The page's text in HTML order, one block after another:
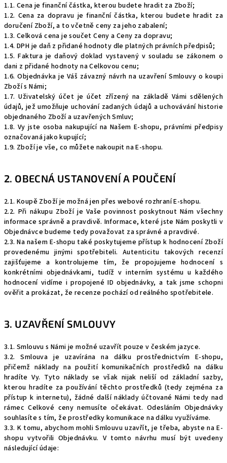
1.1. Cena je finanční částka, kterou budete hradit za Zboží;
1.2. Cena za dopravu je finanční částka, kterou budete hradit za
doručení Zboží, a to včetně ceny za jeho zabalení;
1.3. Celková cena je součet Ceny a Ceny za dopravu;
1.4. DPH je daň z přidané hodnoty dle platných právních předpisů;
1.5. Faktura je daňový doklad vystavený v souladu se zákonem o
dani z přidané hodnoty na Celkovou cenu;
1.6. Objednávka je Váš závazný návrh na uzavření Smlouvy o koupi
Zboží s Námi;
1.7. Uživatelský účet je účet zřízený na základě Vámi sdělených
údajů, jež umožňuje uchování zadaných údajů a uchovávání historie
objednaného Zboží a uzavřených Smluv;
1.8. Vy jste osoba nakupující na Našem E-shopu, právními předpisy
označovaná jako kupující;
1.9. Zboží je vše, co můžete nakoupit na E-shopu.
2. OBECNÁ USTANOVENÍ A POUČENÍ
2.1. Koupě Zboží je možná jen přes webové rozhraní E-shopu.
2.2. Při nákupu Zboží je Vaše povinnost poskytnout Nám všechny
informace správně a pravdivě. Informace, které jste Nám poskytli v
Objednávce budeme tedy považovat za správné a pravdivé.
2.3. Na našem E-shopu také poskytujeme přístup k hodnocení Zboží
provedenému jinými spotřebiteli. Autenticitu takových recenzí
zajišťujeme a kontrolujeme tím, že propojujeme hodnocení s
konkrétními objednávkami, tudíž v interním systému u každého
hodnocení vidíme i propojené ID objednávky, a tak jsme schopni
ověřit a prokázat, že recenze pochází od reálného spotřebitele.
3. UZAVŘENÍ SMLOUVY
3.1. Smlouvu s Námi je možné uzavřít pouze v českém jazyce.
3.2. Smlouva je uzavírána na dálku prostřednictvím E-shopu,
přičemž náklady na použití komunikačních prostředků na dálku
hradíte Vy. Tyto náklady se však nijak neliší od základní sazby,
kterou hradíte za používání těchto prostředků (tedy zejména za
přístup k internetu), žádné další náklady účtované Námi tedy nad
rámec Celkové ceny nemusíte očekávat. Odesláním Objednávky
souhlasíte s tím, že prostředky komunikace na dálku využíváme.
3.3. K tomu, abychom mohli Smlouvu uzavřít, je třeba, abyste na E-
shopu vytvořili Objednávku. V tomto návrhu musí být uvedeny
následující údaje: